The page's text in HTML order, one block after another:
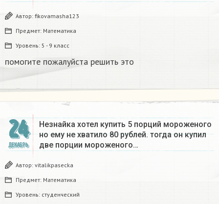
Автор: fikovamasha123
Предмет: Математика
Уровень: 5 - 9 класс
помогите пожалуйста решить это
24
ДЕКАБРЬ
Незнайка хотел купить 5 порций мороженого
но ему не хватило 80 рублей. тогда он купил
две порции мороженого…
Автор: vitalikpasecka
Предмет: Математика
Уровень: студенческий